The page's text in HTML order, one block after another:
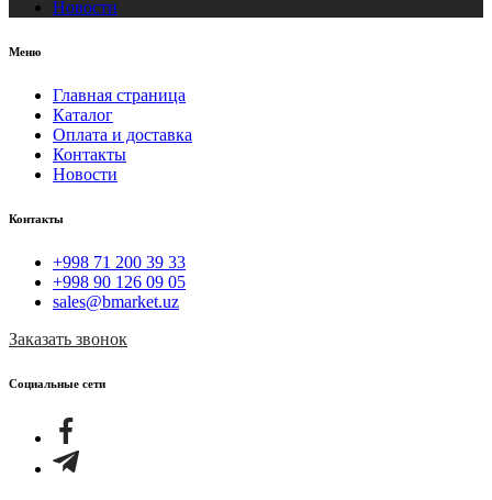
Новости
Меню
Главная страница
Каталог
Оплата и доставка
Контакты
Новости
Контакты
+998 71 200 39 33
+998 90 126 09 05
sales@bmarket.uz
Заказать звонок
Социальные сети